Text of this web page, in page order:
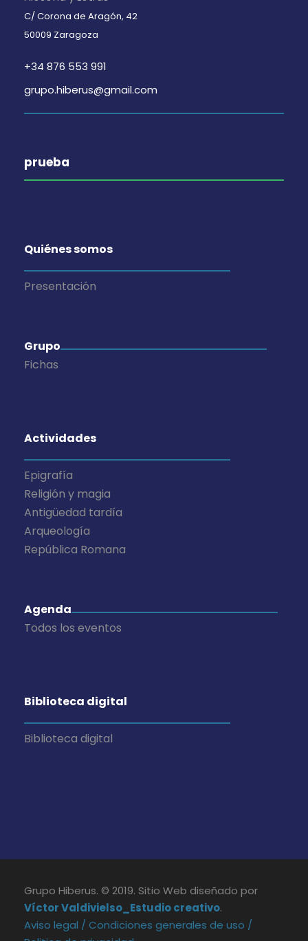
C/ Corona de Aragón, 42
50009 Zaragoza
+34 876 553 991
grupo.hiberus@gmail.com
prueba
Quiénes somos
Presentación
Grupo
Fichas
Actividades
Epigrafía
Religión y magia
Antigüedad tardía
Arqueología
República Romana
Agenda
Todos los eventos
Biblioteca digital
Biblioteca digital
Grupo Hiberus. © 2019. Sitio Web diseñado por
Víctor Valdivielso_Estudio creativo.
Aviso legal / Condiciones generales de uso /